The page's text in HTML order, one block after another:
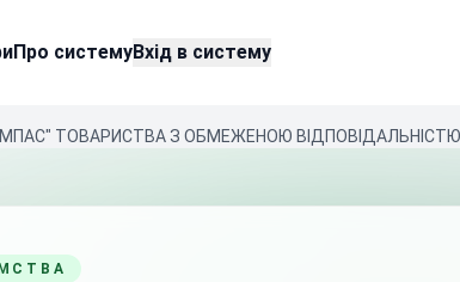
Про системуВхід в систему
ТОВАРИСТВА З ОБМЕЖЕНОЮ ВІДПОВІДАЛЬНІСТЮ